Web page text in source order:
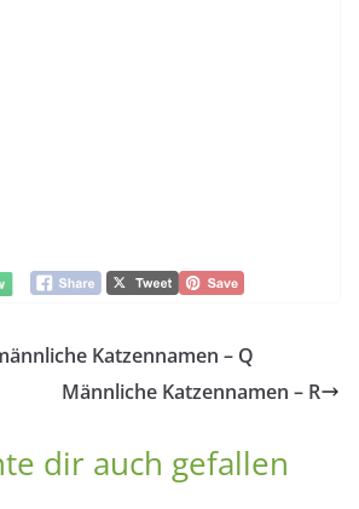
Katzennamen – Q
Männliche Katzennamen – R
dir auch gefallen